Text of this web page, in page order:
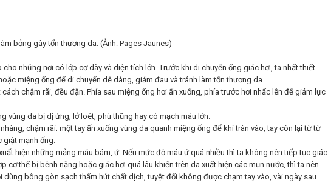
bỏng gây tổn thương da. (Ảnh: Pages Jaunes)
những nơi có lớp cơ dày và diện tích lớn. Trước khi di chuyển ống giác hơi, ta nhất thiết
miệng ống để di chuyến dễ dàng, giảm đau và tránh làm tổn thương da.
chậm rãi, đều đặn. Phía sau miệng ống hơi ấn xuống, phía trước hơi nhấc lên để giảm lực
vùng da bị dị ứng, lở loét, phù thũng hay có mạch máu lớn.
chậm rãi; một tay ấn xuống vùng da quanh miệng ống để khí tràn vào, tay còn lại từ từ
giật mạnh ống.
hiện những mảng máu bám, ứ. Nếu mức độ máu ứ quá nhiều thì ta không nên tiếp tục giác
cơ thể bị bệnh nặng hoặc giác hơi quá lâu khiến trên da xuất hiện các mụn nước, thì ta nên
dùng bông gòn sạch thấm hút chất dịch, tuyệt đối không được chạm tay vào, vài ngày sau